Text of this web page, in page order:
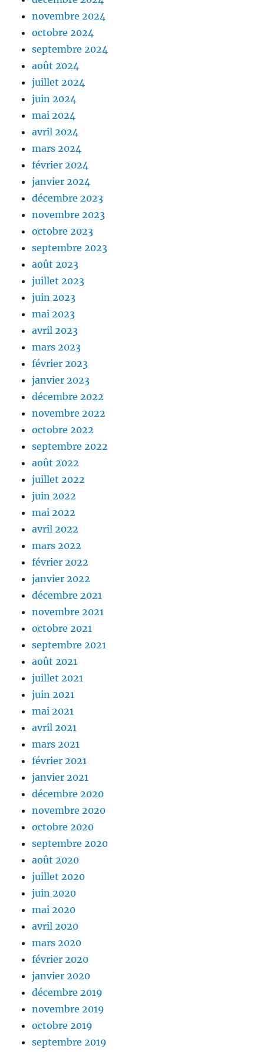
novembre 2024
octobre 2024
septembre 2024
août 2024
juillet 2024
juin 2024
mai 2024
avril 2024
mars 2024
février 2024
janvier 2024
décembre 2023
novembre 2023
octobre 2023
septembre 2023
août 2023
juillet 2023
juin 2023
mai 2023
avril 2023
mars 2023
février 2023
janvier 2023
décembre 2022
novembre 2022
octobre 2022
septembre 2022
août 2022
juillet 2022
juin 2022
mai 2022
avril 2022
mars 2022
février 2022
janvier 2022
décembre 2021
novembre 2021
octobre 2021
septembre 2021
août 2021
juillet 2021
juin 2021
mai 2021
avril 2021
mars 2021
février 2021
janvier 2021
décembre 2020
novembre 2020
octobre 2020
septembre 2020
août 2020
juillet 2020
juin 2020
mai 2020
avril 2020
mars 2020
février 2020
janvier 2020
décembre 2019
novembre 2019
octobre 2019
septembre 2019